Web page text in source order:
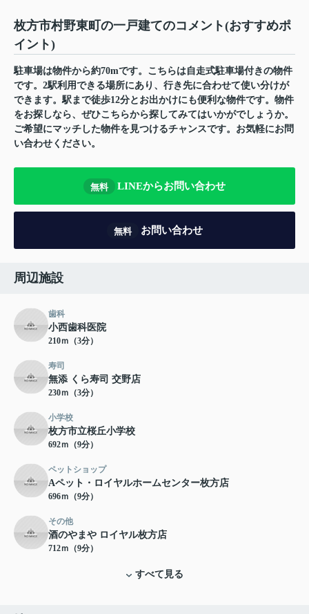
枚方市村野東町の一戸建てのコメント(おすすめポ
イント)
駐車場は物件から約70mです。こちらは自走式駐車場付きの物件
です。2駅利用できる場所にあり、行き先に合わせて使い分けが
できます。駅まで徒歩12分とお出かけにも便利な物件です。物件
をお探しなら、ぜひこちらから探してみてはいかがでしょうか。
ご希望にマッチした物件を見つけるチャンスです。お気軽にお問
い合わせください。
無料 LINEからお問い合わせ
無料 お問い合わせ
周辺施設
歯科
小西歯科医院
210ｍ（3分）
寿司
無添 くら寿司 交野店
230ｍ（3分）
小学校
枚方市立桜丘小学校
692ｍ（9分）
ペットショップ
Aペット・ロイヤルホームセンター枚方店
696ｍ（9分）
その他
酒のやまや ロイヤル枚方店
712ｍ（9分）
すべて見る